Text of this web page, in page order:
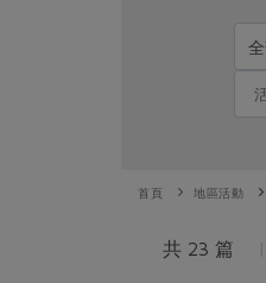
首頁 地區活動
共 23 篇 |